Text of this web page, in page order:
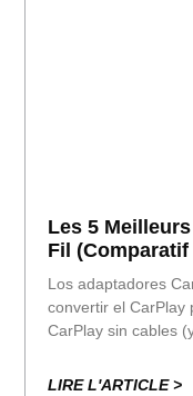
Les 5
Fil (comparatif
Los adaptadores
convertir el CarPlay
CarPlay sin cables
CarPlay a coches
LIRE L'ARTICLE >